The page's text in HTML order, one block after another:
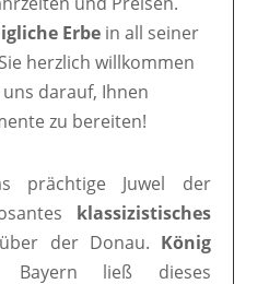
Erbe in all seiner
herzlich willkommen
darauf, Ihnen
zu bereiten!
prächtige Juwel der
klassizistisches
der Donau. König
ließ dieses